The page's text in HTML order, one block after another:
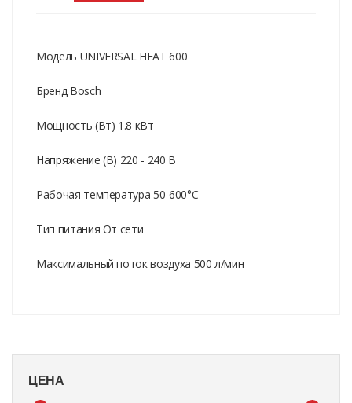
ЦЕНА
Модель UNIVERSAL HEAT 600
Бренд Bosch
Мощность (Вт) 1.8 кВт
Напряжение (В) 220 - 240 В
Рабочая температура 50-600°C
Тип питания От сети
Максимальный поток воздуха 500 л/мин